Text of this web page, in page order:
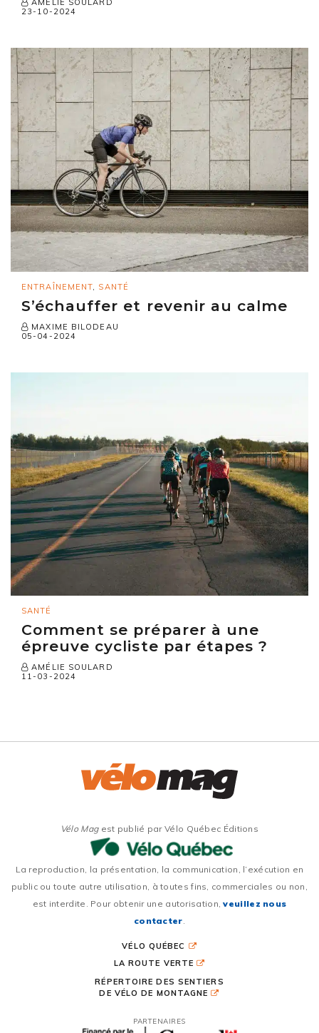
AMÉLIE SOULARD
23-10-2024
ENTRAÎNEMENT SANTÉ
S’échauffer et revenir au calme
MAXIME BILODEAU
05-04-2024
SANTÉ
Comment se préparer à une
épreuve cycliste par étapes ?
AMÉLIE SOULARD
11-03-2024
Vélo Magest publié par Vélo Québec Éditions
La reproduction, la présentation, la communication, l’exécution en
public ou toute autre utilisation, à toutes fins, commerciales ou non,
est interdite. Pour obtenir une autorisation,veuillez nous
contacter.
VÉLO QUÉBEC
LA ROUTE VERTE
RÉPERTOIRE DES SENTIERS
DE VÉLO DE MONTAGNE
PARTENAIRES